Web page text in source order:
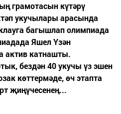
грамотасын күтәрү
укучылары арасында
багышлап олимпиада
Яшел Үзән
актив катнашты.
бездән 40 укучы үз эшен
көттермәде, өч этапта
җиңүчесенең...